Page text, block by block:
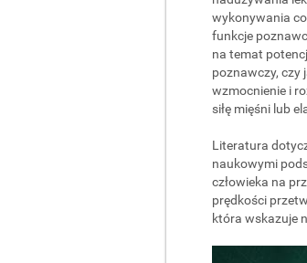
wykonywania
funkcje
na temat
poznawczy, czy
wzmocnienie i
siłę mięśni lub
Literatura
naukowymi
człowieka na
prędkości
która wskazuje